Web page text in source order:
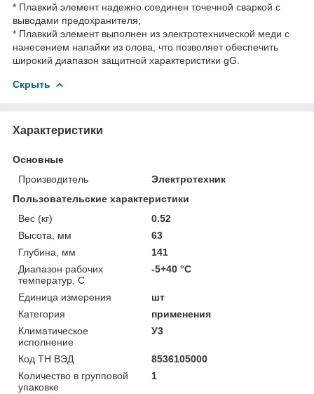
* Плавкий элемент надежно соединен точечной сваркой с
выводами предохранителя;
* Плавкий элемент выполнен из электротехнической меди с
нанесением напайки из олова, что позволяет обеспечить
широкий диапазон защитной характеристики gG.
Скрыть
Характеристики
Основные
Производитель
Электротехник
Пользовательские характеристики
Вес (кг)
0.52
Высота, мм
63
Глубина, мм
141
Диапазон рабочих
температур, С
-5+40 °C
Единица измерения
шт
Категория
применения
Климатическое
исполнение
У3
Код ТН ВЭД
8536105000
Количество в групповой
упаковке
1